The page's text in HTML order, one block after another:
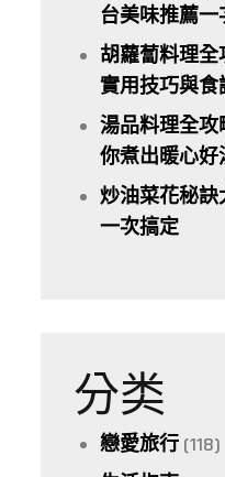
台美味推薦一
胡蘿蔔料理
實用技巧與食
湯品料理全
你煮出暖心好
炒油菜花秘
一次搞定
分类
戀愛旅行 (118)